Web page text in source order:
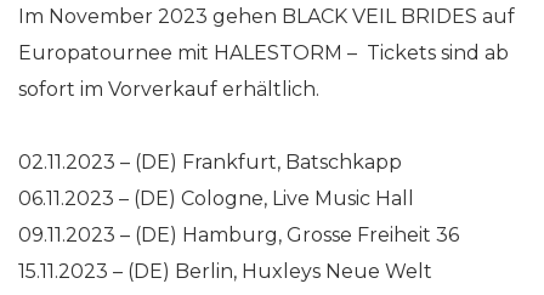
Im November 2023 gehen BLACK VEIL BRIDES auf
Europatournee mit HALESTORM – Tickets sind ab
sofort im Vorverkauf erhältlich.
02.11.2023 – (DE) Frankfurt, Batschkapp
06.11.2023 – (DE) Cologne, Live Music Hall
09.11.2023 – (DE) Hamburg, Grosse Freiheit 36
15.11.2023 – (DE) Berlin, Huxleys Neue Welt